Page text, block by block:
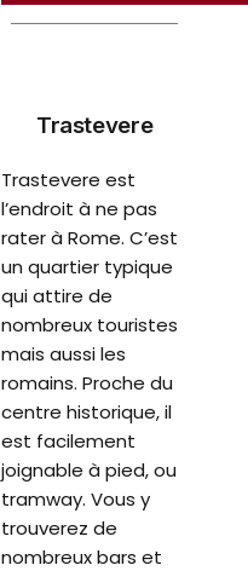
Trastevere
Trastevere est
l’endroit à ne pas
rater à Rome. C’est
un quartier typique
qui attire de
nombreux touristes
mais aussi les
romains. Proche du
centre historique, il
est facilement
joignable à pied, ou
tramway. Vous y
trouverez de
nombreux bars et